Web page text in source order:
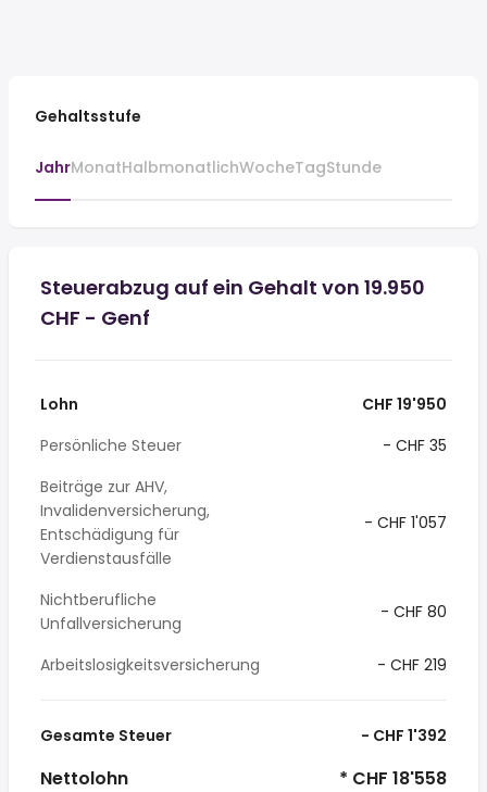
Gehaltsstufe
JahrMonatHalbmonatlichWocheTagStunde
Steuerabzug auf ein Gehalt von 19.950
CHF - Genf
Lohn
CHF 19'950
Persönliche Steuer
- CHF 35
Beiträge zur AHV,
Invalidenversicherung,
Entschädigung für
Verdienstausfälle
- CHF 1'057
Nichtberufliche
Unfallversicherung
- CHF 80
Arbeitslosigkeitsversicherung - CHF 219
Gesamte Steuer - CHF 1'392
Nettolohn * CHF 18'558